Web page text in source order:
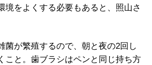
境をよくする必要もあると、照山さ
菌が繁殖するので、朝と夜の2回し
こと。歯ブラシはペンと同じ持ち方